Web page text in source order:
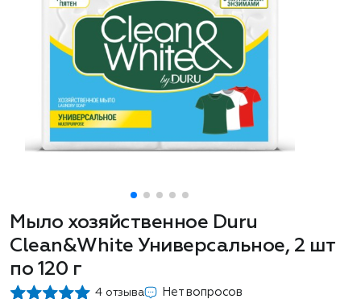
Мыло хозяйственное Duru
Clean&White Универсальное, 2 шт
по 120 г
4 отзыва Нет вопросов